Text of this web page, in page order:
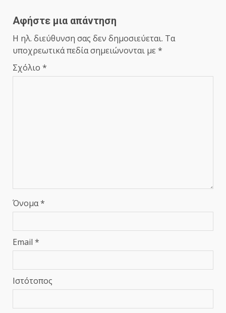
Αφήστε μια απάντηση
Η ηλ. διεύθυνση σας δεν δημοσιεύεται. Τα
υποχρεωτικά πεδία σημειώνονται με *
Σχόλιο *
Όνομα*
Email *
Ιστότοπος